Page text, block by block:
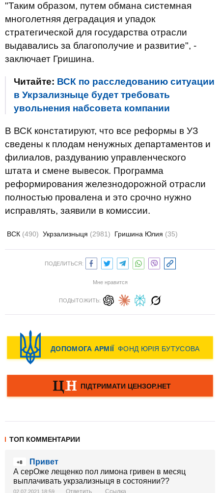
"Таким образом, путем обмана системная
многолетняя деградация и упадок
стратегической для государства отрасли
выдавались за благополучие и развитие", -
заключает Гришина.
Читайте: ВСК по расследованию ситуации
в Укрзализныце будет требовать
увольнения набсовета компании
В ВСК констатируют, что все реформы в УЗ
сведены к плодам ненужных департаментов и
филиалов, раздуванию управленческого
штата и смене вывесок. Программа
реформирования железнодорожной отрасли
полностью провалена и это срочно нужно
исправлять, заявили в комиссии.
ВСК (490) Укрзализныця (2981) Гришина Юлия (35)
ПОДЕЛИТЬСЯ:
Мне нравится
ПОДЫТОЖИТЬ:
ТОП КОММЕНТАРИИ
+8
Привет
А серОже лещенко пол лимона гривен в месяц
выплачивать укрзализныця в состоянии??
02.07.2021 18:59 Ответить Ссылка